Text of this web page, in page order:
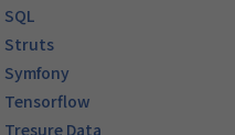
SQL
Struts
Symfony
Tensorflow
Tresure Data